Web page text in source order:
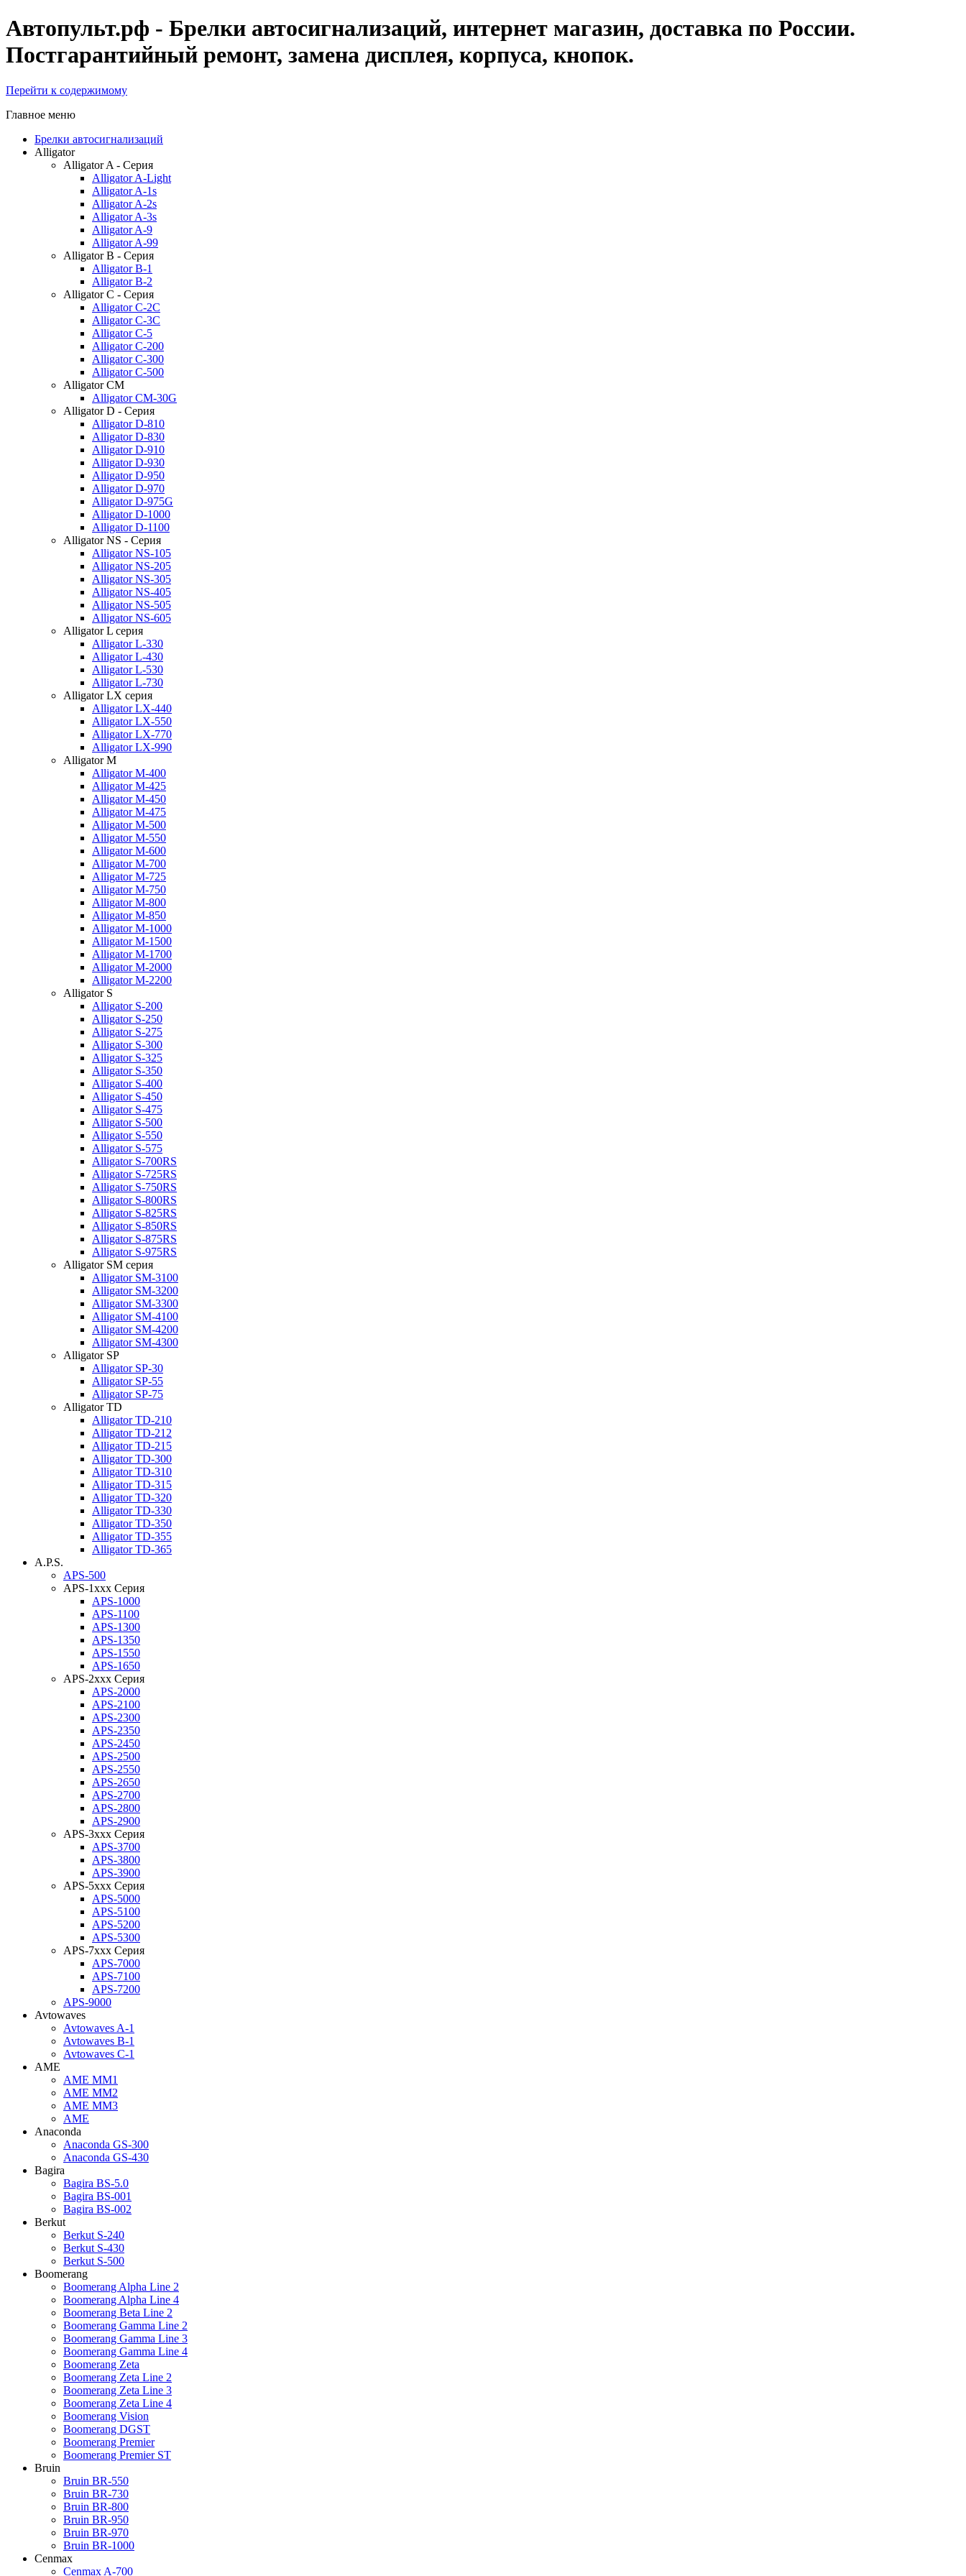
Автопульт.рф - Брелки автосигнализаций, интернет магазин, доставка по России.
Постгарантийный ремонт, замена дисплея, корпуса, кнопок.
Перейти к содержимому
Главное меню
Брелки автосигнализаций
Alligator
Alligator A - Серия
Alligator A-Light
Alligator A-1s
Alligator A-2s
Alligator A-3s
Alligator A-9
Alligator A-99
Alligator B - Серия
Alligator B-1
Alligator B-2
Alligator C - Серия
Alligator C-2C
Alligator C-3C
Alligator C-5
Alligator C-200
Alligator C-300
Alligator C-500
Alligator CM
Alligator CM-30G
Alligator D - Серия
Alligator D-810
Alligator D-830
Alligator D-910
Alligator D-930
Alligator D-950
Alligator D-970
Alligator D-975G
Alligator D-1000
Alligator D-1100
Alligator NS - Серия
Alligator NS-105
Alligator NS-205
Alligator NS-305
Alligator NS-405
Alligator NS-505
Alligator NS-605
Alligator L серия
Alligator L-330
Alligator L-430
Alligator L-530
Alligator L-730
Alligator LX серия
Alligator LX-440
Alligator LX-550
Alligator LX-770
Alligator LX-990
Alligator M
Alligator M-400
Alligator M-425
Alligator M-450
Alligator M-475
Alligator M-500
Alligator M-550
Alligator M-600
Alligator M-700
Alligator M-725
Alligator M-750
Alligator M-800
Alligator M-850
Alligator M-1000
Alligator M-1500
Alligator M-1700
Alligator M-2000
Alligator M-2200
Alligator S
Alligator S-200
Alligator S-250
Alligator S-275
Alligator S-300
Alligator S-325
Alligator S-350
Alligator S-400
Alligator S-450
Alligator S-475
Alligator S-500
Alligator S-550
Alligator S-575
Alligator S-700RS
Alligator S-725RS
Alligator S-750RS
Alligator S-800RS
Alligator S-825RS
Alligator S-850RS
Alligator S-875RS
Alligator S-975RS
Alligator SM серия
Alligator SM-3100
Alligator SM-3200
Alligator SM-3300
Alligator SM-4100
Alligator SM-4200
Alligator SM-4300
Alligator SP
Alligator SP-30
Alligator SP-55
Alligator SP-75
Alligator TD
Alligator TD-210
Alligator TD-212
Alligator TD-215
Alligator TD-300
Alligator TD-310
Alligator TD-315
Alligator TD-320
Alligator TD-330
Alligator TD-350
Alligator TD-355
Alligator TD-365
A.P.S.
APS-500
APS-1xxx Серия
APS-1000
APS-1100
APS-1300
APS-1350
APS-1550
APS-1650
APS-2xxx Серия
APS-2000
APS-2100
APS-2300
APS-2350
APS-2450
APS-2500
APS-2550
APS-2650
APS-2700
APS-2800
APS-2900
APS-3xxx Серия
APS-3700
APS-3800
APS-3900
APS-5xxx Серия
APS-5000
APS-5100
APS-5200
APS-5300
APS-7xxx Серия
APS-7000
APS-7100
APS-7200
APS-9000
Avtowaves
Avtowaves A-1
Avtowaves B-1
Avtowaves C-1
AME
AME MM1
AME MM2
AME MM3
AME
Anaconda
Anaconda GS-300
Anaconda GS-430
Bagira
Bagira BS-5.0
Bagira BS-001
Bagira BS-002
Berkut
Berkut S-240
Berkut S-430
Berkut S-500
Boomerang
Boomerang Alpha Line 2
Boomerang Alpha Line 4
Boomerang Beta Line 2
Boomerang Gamma Line 2
Boomerang Gamma Line 3
Boomerang Gamma Line 4
Boomerang Zeta
Boomerang Zeta Line 2
Boomerang Zeta Line 3
Boomerang Zeta Line 4
Boomerang Vision
Boomerang DGST
Boomerang Premier
Boomerang Premier ST
Bruin
Bruin BR-550
Bruin BR-730
Bruin BR-800
Bruin BR-950
Bruin BR-970
Bruin BR-1000
Cenmax
Cenmax A-700